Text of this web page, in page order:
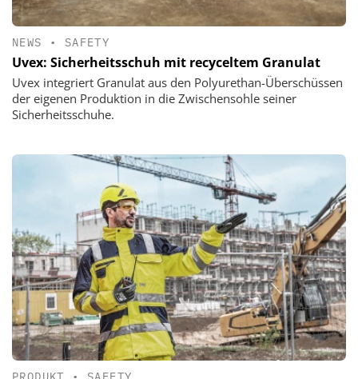
NEWS • SAFETY
Uvex: Sicherheitsschuh mit recyceltem Granulat
Uvex integriert Granulat aus den Polyurethan-Überschüssen
der eigenen Produktion in die Zwischensohle seiner
Sicherheitsschuhe.